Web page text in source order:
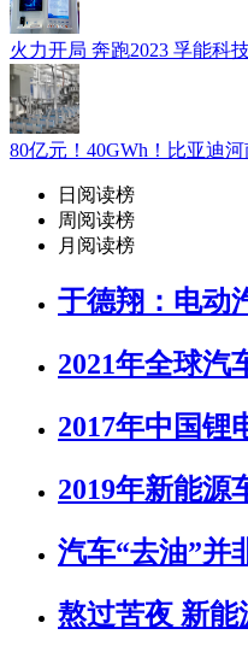
火力开局 奔跑2023 孚能科
80亿元！40GWh！比亚迪
日阅读榜
周阅读榜
月阅读榜
于德翔：电动
2021年全球汽
2017年中国锂
2019年新能源
汽车“去油”并
熬过苦夜 新能